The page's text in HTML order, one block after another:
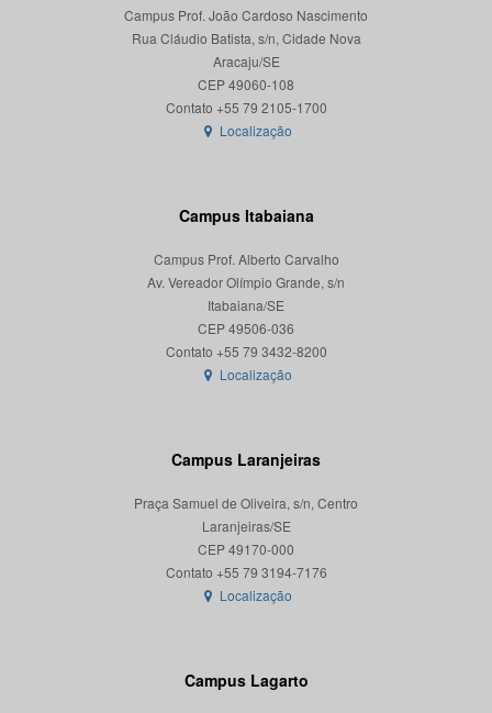
Campus Prof. João Cardoso Nascimento
Rua Cláudio Batista, s/n, Cidade Nova
Aracaju/SE
CEP 49060-108
Localização
Campus Itabaiana
Campus Prof. Alberto Carvalho
Av. Vereador Olímpio Grande, s/n
Itabaiana/SE
CEP 49506-036
Localização
Campus Laranjeiras
Praça Samuel de Oliveira, s/n, Centro
Laranjeiras/SE
CEP 49170-000
Localização
Campus Lagarto